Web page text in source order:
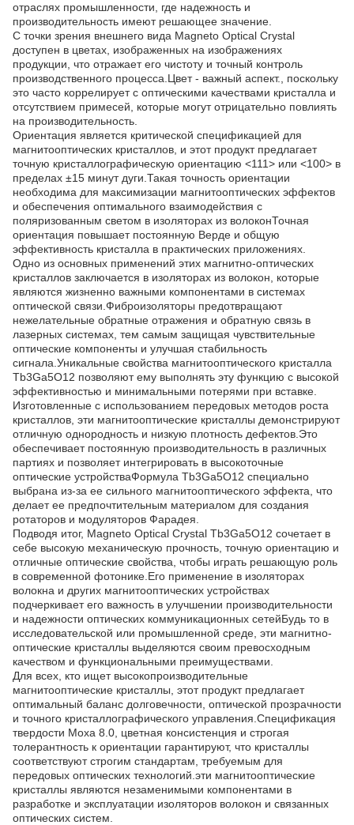
отраслях промышленности, где надежность и
производительность имеют решающее значение.
С точки зрения внешнего вида Magneto Optical Crystal
доступен в цветах, изображенных на изображениях
продукции, что отражает его чистоту и точный контроль
производственного процесса.Цвет - важный аспект., поскольку
это часто коррелирует с оптическими качествами кристалла и
отсутствием примесей, которые могут отрицательно повлиять
на производительность.
Ориентация является критической спецификацией для
магнитооптических кристаллов, и этот продукт предлагает
точную кристаллографическую ориентацию <111> или <100> в
пределах ±15 минут дуги.Такая точность ориентации
необходима для максимизации магнитооптических эффектов
и обеспечения оптимального взаимодействия с
поляризованным светом в изоляторах из волоконТочная
ориентация повышает постоянную Верде и общую
эффективность кристалла в практических приложениях.
Одно из основных применений этих магнитно-оптических
кристаллов заключается в изоляторах из волокон, которые
являются жизненно важными компонентами в системах
оптической связи.Фиброизоляторы предотвращают
нежелательные обратные отражения и обратную связь в
лазерных системах, тем самым защищая чувствительные
оптические компоненты и улучшая стабильность
сигнала.Уникальные свойства магнитооптического кристалла
Tb3Ga5O12 позволяют ему выполнять эту функцию с высокой
эффективностью и минимальными потерями при вставке.
Изготовленные с использованием передовых методов роста
кристаллов, эти магнитооптические кристаллы демонстрируют
отличную однородность и низкую плотность дефектов.Это
обеспечивает постоянную производительность в различных
партиях и позволяет интегрировать в высокоточные
оптические устройстваФормула Tb3Ga5O12 специально
выбрана из-за ее сильного магнитооптического эффекта, что
делает ее предпочтительным материалом для создания
ротаторов и модуляторов Фарадея.
Подводя итог, Magneto Optical Crystal Tb3Ga5O12 сочетает в
себе высокую механическую прочность, точную ориентацию и
отличные оптические свойства, чтобы играть решающую роль
в современной фотонике.Его применение в изоляторах
волокна и других магнитооптических устройствах
подчеркивает его важность в улучшении производительности
и надежности оптических коммуникационных сетейБудь то в
исследовательской или промышленной среде, эти магнитно-
оптические кристаллы выделяются своим превосходным
качеством и функциональными преимуществами.
Для всех, кто ищет высокопроизводительные
магнитооптические кристаллы, этот продукт предлагает
оптимальный баланс долговечности, оптической прозрачности
и точного кристаллографического управления.Спецификация
твердости Моха 8.0, цветная консистенция и строгая
толерантность к ориентации гарантируют, что кристаллы
соответствуют строгим стандартам, требуемым для
передовых оптических технологий.эти магнитооптические
кристаллы являются незаменимыми компонентами в
разработке и эксплуатации изоляторов волокон и связанных
оптических систем.